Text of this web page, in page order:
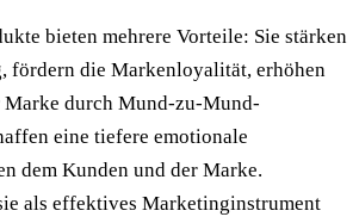
bieten mehrere Vorteile: Sie stärken
fördern die Markenloyalität, erhöhen
durch Mund-zu-Mund-
eine tiefere emotionale
dem Kunden und der Marke.
als effektives Marketinginstrument